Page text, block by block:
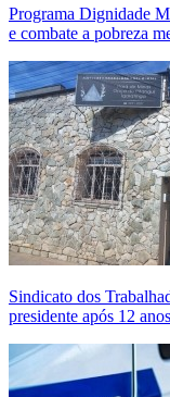
Programa Dignidade
e combate a pobreza
Sindicato dos
presidente após 12